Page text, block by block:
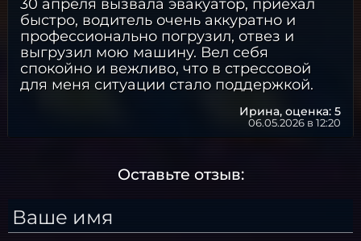
30 апреля вызвала эвакуатор, приехал
быстро, водитель очень аккуратно и
профессионально погрузил, отвез и
выгрузил мою машину. Вел себя
спокойно и вежливо, что в стрессовой
для меня ситуации стало поддержкой.
Ирина,оценка: 5
06.05.2026 в 12:20
Оставьте отзыв:
Ваше имя